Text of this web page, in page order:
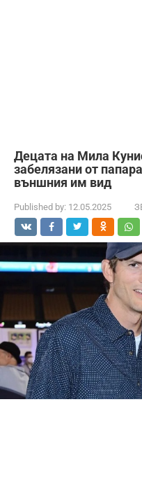
Децата на Мила
забелязани от
външния им вид
Published by: 12.05.2025